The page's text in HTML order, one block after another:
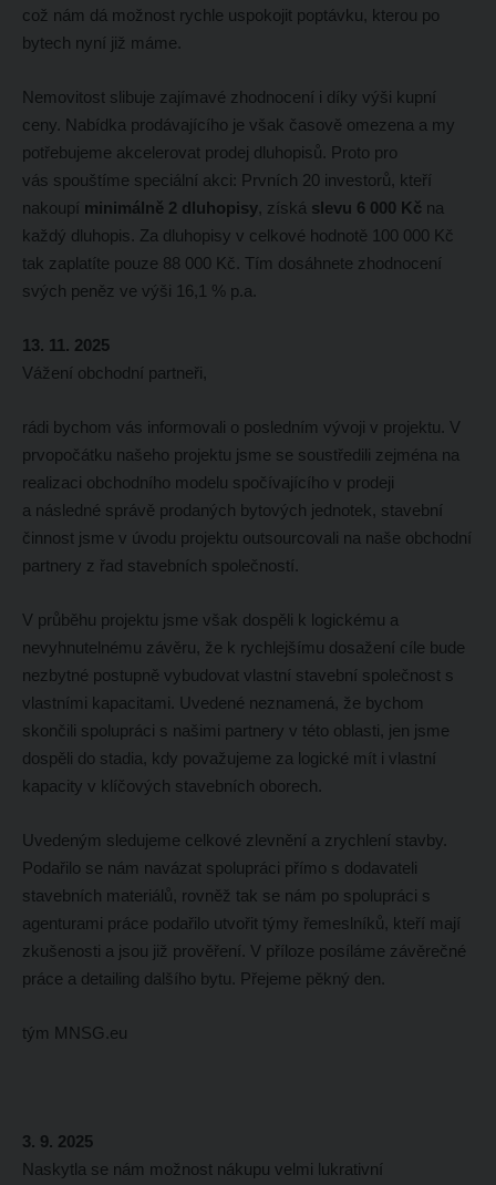
což nám dá možnost rychle uspokojit poptávku, kterou po
bytech nyní již máme.
Nemovitost slibuje zajímavé zhodnocení i díky výši kupní
ceny. Nabídka prodávajícího je však časově omezena a my
potřebujeme akcelerovat prodej dluhopisů. Proto pro
vás spouštíme speciální akci: Prvních 20 investorů, kteří
nakoupí minimálně 2 dluhopisy, získá slevu 6 000 Kč na
každý dluhopis. Za dluhopisy v celkové hodnotě 100 000 Kč
tak zaplatíte pouze 88 000 Kč. Tím dosáhnete zhodnocení
svých peněz ve výši 16,1 % p.a.
13. 11. 2025
Vážení obchodní partneři,
rádi bychom vás informovali o posledním vývoji v projektu. V
prvopočátku našeho projektu jsme se soustředili zejména na
realizaci obchodního modelu spočívajícího v prodeji
a následné správě prodaných bytových jednotek, stavební
činnost jsme v úvodu projektu outsourcovali na naše obchodní
partnery z řad stavebních společností.
V průběhu projektu jsme však dospěli k logickému a
nevyhnutelnému závěru, že k rychlejšímu dosažení cíle bude
nezbytné postupně vybudovat vlastní stavební společnost s
vlastními kapacitami. Uvedené neznamená, že bychom
skončili spolupráci s našimi partnery v této oblasti, jen jsme
dospěli do stadia, kdy považujeme za logické mít i vlastní
kapacity v klíčových stavebních oborech.
Uvedeným sledujeme celkové zlevnění a zrychlení stavby.
Podařilo se nám navázat spolupráci přímo s dodavateli
stavebních materiálů, rovněž tak se nám po spolupráci s
agenturami práce podařilo utvořit týmy řemeslníků, kteří mají
zkušenosti a jsou již prověření. V příloze posíláme závěrečné
práce a detailing dalšího bytu. Přejeme pěkný den.
tým MNSG.eu
3. 9. 2025
Naskytla se nám možnost nákupu velmi lukrativní